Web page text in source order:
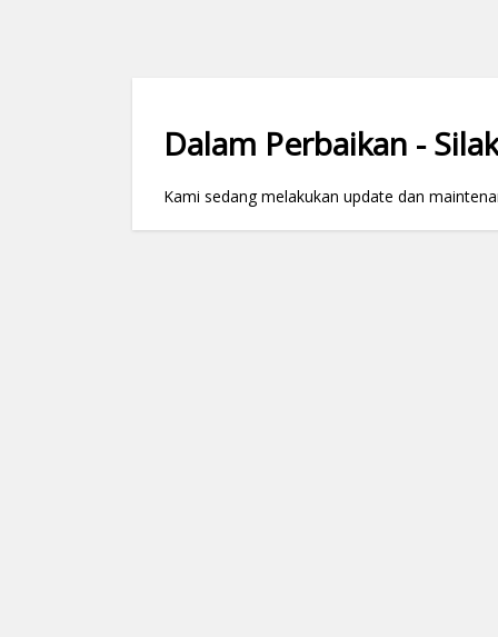
Dalam Perbaikan -
Kami sedang melakukan update dan